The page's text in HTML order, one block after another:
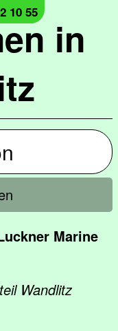
in
10 55
Marine
Wandlitz